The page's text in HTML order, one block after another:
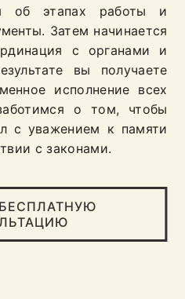
об этапах работы и
Затем начинается
с органами и
вы получаете
исполнение всех
о том, чтобы
с уважением к памяти
с законами.